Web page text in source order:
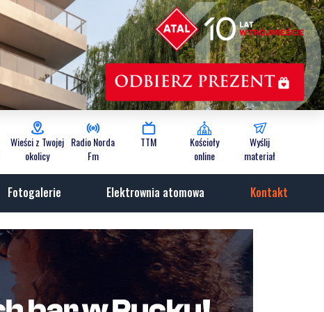
Wieści z Twojej
okolicy
Radio Norda
Fm
TTM
Kościoły
online
Wyślij
materiał
Fotogalerie Elektrownia atomowa Kontakt